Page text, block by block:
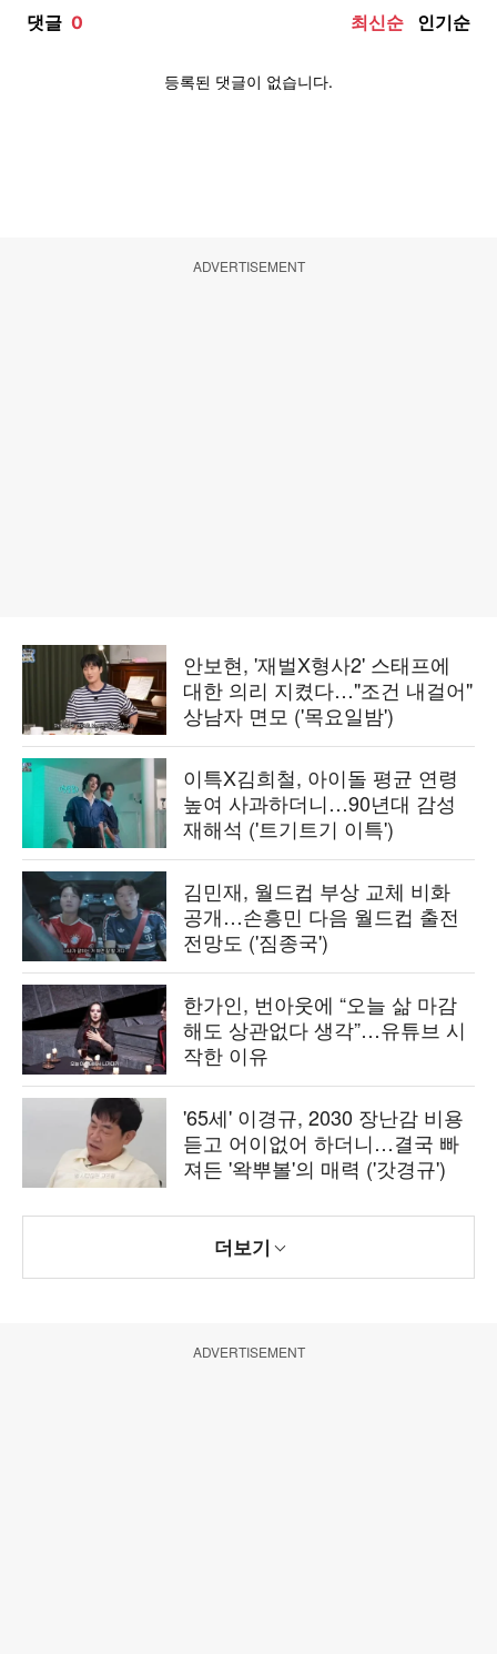
ADVERTISEMENT
안보현, '재벌X형사2' 스태프에
대한 의리 지켰다…"조건 내걸어"
상남자 면모 ('목요일밤')
이특X김희철, 아이돌 평균 연령
높여 사과하더니…90년대 감성
재해석 ('트기트기 이특')
김민재, 월드컵 부상 교체 비화
공개…손흥민 다음 월드컵 출전
전망도 ('짐종국')
한가인, 번아웃에 “오늘 삶 마감
해도 상관없다 생각”…유튜브 시
작한 이유
'65세' 이경규, 2030 장난감 비용
듣고 어이없어 하더니…결국 빠
져든 '왁뿌볼'의 매력 ('갓경규')
더보기
ADVERTISEMENT